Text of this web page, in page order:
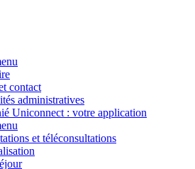
contact
administratives
Uniconnect : votre application
et téléconsultations